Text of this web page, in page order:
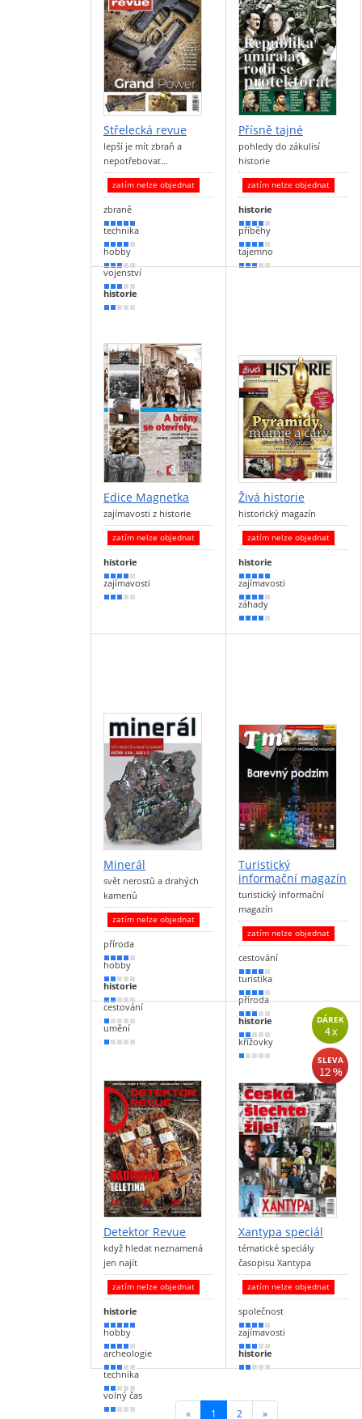
Střelecká revue
lepší je mít zbraň a
nepotřebovat…
zatím nelze objednat
zbraně
100 %
technika
70 %
hobby
60 %
vojenství
60 %
historie
30 %
Přísně tajné
pohledy do zákulisí
historie
zatím nelze objednat
historie
80 %
příběhy
70 %
tajemno
60 %
Edice Magnetka
zajímavosti z historie
zatím nelze objednat
historie
80 %
zajímavosti
60 %
Živá historie
historický magazín
zatím nelze objednat
historie
100 %
zajímavosti
80 %
záhady
70 %
Minerál
svět nerostů a drahých
kamenů
zatím nelze objednat
příroda
70 %
hobby
40 %
historie
30 %
cestování
20 %
umění
20 %
Turistický
informační magazín
turistický informační
magazín
zatím nelze objednat
cestování
80 %
turistika
70 %
příroda
60 %
historie
30 %
křížovky
10 %
Detektor Revue
když hledat neznamená
jen najít
zatím nelze objednat
historie
90 %
hobby
80 %
archeologie
60 %
technika
40 %
volný čas
40 %
DÁREK
4 x
SLEVA
12 %
Xantypa speciál
tématické speciály
časopisu Xantypa
zatím nelze objednat
společnost
80 %
zajímavosti
60 %
historie
40 %
« 1 (current)
2 »